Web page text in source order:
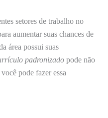
setores de trabalho no
aumentar suas chances de
área possui suas
padronizado pode não
pode fazer essa